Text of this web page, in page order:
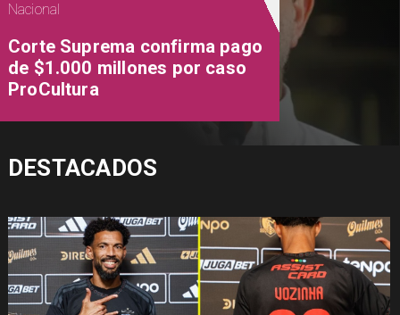
Nacional
Corte Suprema confirma pago
de $1.000 millones por caso
ProCultura
DESTACADOS